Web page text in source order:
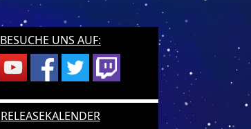
BESUCHE UNS AUF:
RELEASEKALENDER